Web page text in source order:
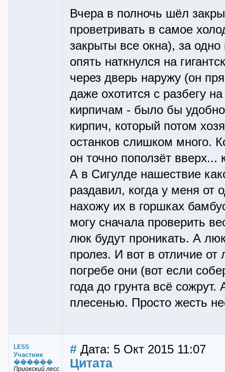
Вчера в полночь шёл
проветривать в самое
закрыты все окна), за
опять наткнулся на
через дверь наружу (он
даже охотится с разбегу
кирпичам - было бы
кирпич, который потом
останков слишком много.
он точно поползёт
А в Сигулде нашествие
раздавил, когда у меня от
нахожу их в горшках
могу сначала проверить
люк будут проникать. А
пролез. И вот в отличие
погребе они (вот если
года до грунта всё
плесенью. Просто жесть
LESS
Участник
������
Приокский лесс
# Дата: 5 Окт 2015 11:07
Цитата